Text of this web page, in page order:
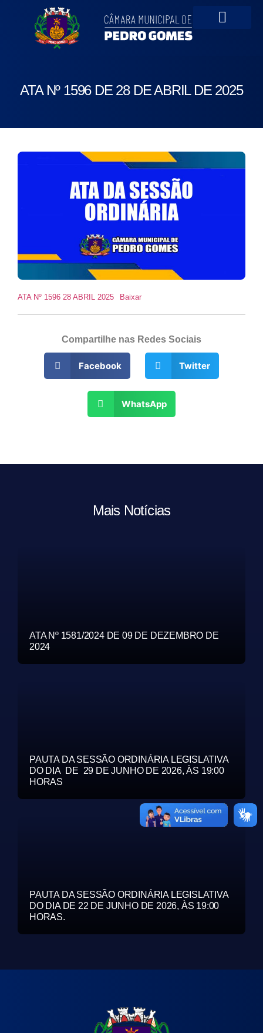
ATA Nº 1596 DE 28 DE ABRIL DE 2025
ATA Nº 1596 28 ABRIL 2025 Baixar
Compartilhe nas Redes Sociais
Facebook Twitter
WhatsApp
Mais Notícias
ATA Nº 1581/2024 DE 09 DE DEZEMBRO DE
2024
PAUTA DA SESSÃO ORDINÁRIA LEGISLATIVA
DO DIA DE 29 DE JUNHO DE 2026, ÀS 19:00
HORAS
PAUTA DA SESSÃO ORDINÁRIA LEGISLATIVA
DO DIA DE 22 DE JUNHO DE 2026, ÀS 19:00
HORAS.